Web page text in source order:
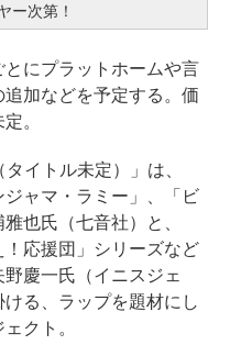
ー次第！
にプラットホームや言
加などを予定する。価
。
イトル未定）」は、
ジャマ・ラミー」、「ビ
也氏（七音社）と、
！応援団」シリーズなど
慶一氏（イニスジェ
る、ラップを題材にし
クト。